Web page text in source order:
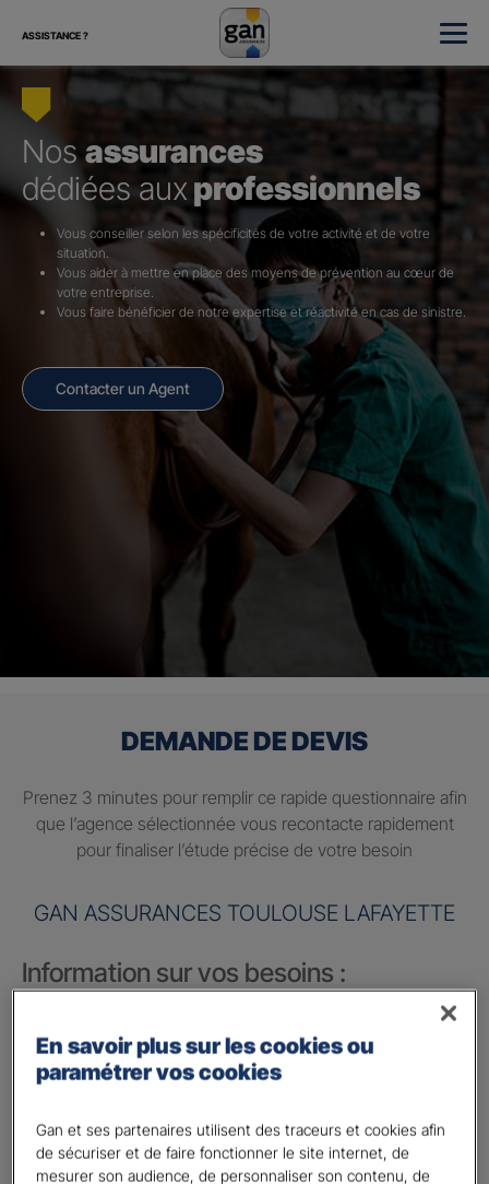
ASSISTANCE ?
Nosassurances
dédiées aux professionnels
Vous conseiller selon les spécificités de votre activité et de votre
situation.
Vous aider à mettre en place des moyens de prévention au cœur de
votre entreprise.
Vous faire bénéficier de notre expertise et réactivité en cas de sinistre.
Contacter un Agent
DEMANDE DE DEVIS
Prenez 3 minutes pour remplir ce rapide questionnaire afin
que l’agence sélectionnée vous recontacte rapidement
pour finaliser l’étude précise de votre besoin
GAN ASSURANCES TOULOUSE LAFAYETTE
Information sur vos besoins :
votre vie privée
votre vie professionnelle
Vos informations :
Etes-vous déjà client Gan assurances ?*
En savoir plus sur les cookies ou
paramétrer vos cookies
Gan et ses partenaires utilisent des traceurs et cookies afin
de sécuriser et de faire fonctionner le site internet, de
mesurer son audience, de personnaliser son contenu, de